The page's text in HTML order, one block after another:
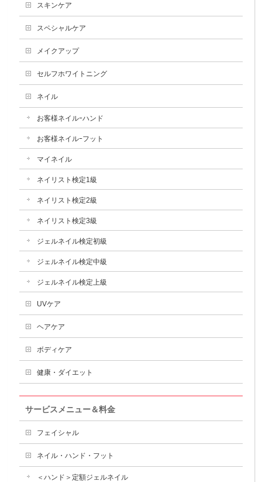
スキンケア
スペシャルケア
メイクアップ
セルフホワイトニング
ネイル
お客様ネイルｰハンド
お客様ネイルｰフット
マイネイル
ネイリスト検定1級
ネイリスト検定2級
ネイリスト検定3級
ジェルネイル検定初級
ジェルネイル検定中級
ジェルネイル検定上級
UVケア
ヘアケア
ボディケア
健康・ダイエット
サービスメニュー＆料金
フェイシャル
ネイル・ハンド・フット
＜ハンド＞定額ジェルネイル